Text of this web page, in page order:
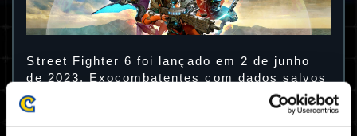
Street Fighter 6 foi lançado em 2 de junho
de 2023. Exocombatentes com dados salvos
de Street Fighter 6 no dispositivo podem
receber um decalque especial para usar em
Exoprimal.